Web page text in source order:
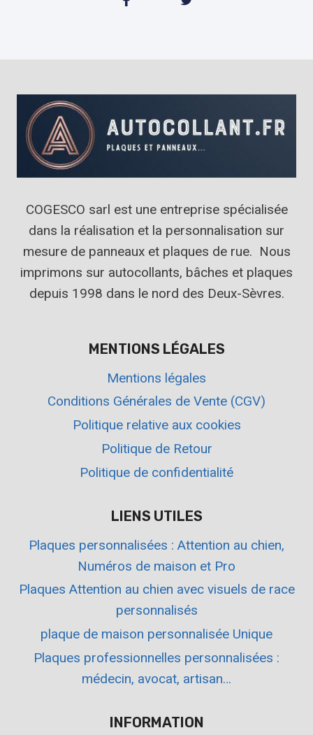
COGESCO sarl est une entreprise spécialisée
dans la réalisation et la personnalisation sur
mesure de panneaux et plaques de rue. Nous
imprimons sur autocollants, bâches et plaques
depuis 1998 dans le nord des Deux-Sèvres.
MENTIONS LÉGALES
Mentions légales
Conditions Générales de Vente (CGV)
Politique relative aux cookies
Politique de Retour
Politique de confidentialité
LIENS UTILES
Plaques personnalisées : Attention au chien,
Numéros de maison et Pro
Plaques Attention au chien avec visuels de race
personnalisés
plaque de maison personnalisée Unique
Plaques professionnelles personnalisées :
médecin, avocat, artisan…
INFORMATION